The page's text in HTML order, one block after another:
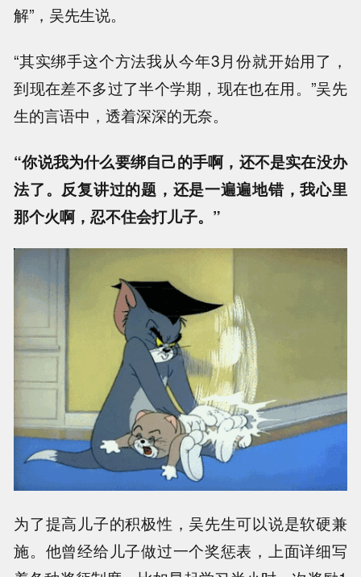
解”，吴先生说。
“其实绑手这个方法我从今年3月份就开始用了，
到现在差不多过了半个学期，现在也在用。”吴先
生的言语中，透着深深的无奈。
“你说我为什么要绑自己的手啊，还不是实在没办
法了。反复讲过的题，还是一遍遍地错，我心里
那个火啊，忍不住会打儿子。”
为了提高儿子的积极性，吴先生可以说是软硬兼
施。他曾经给儿子做过一个奖惩表，上面详细写